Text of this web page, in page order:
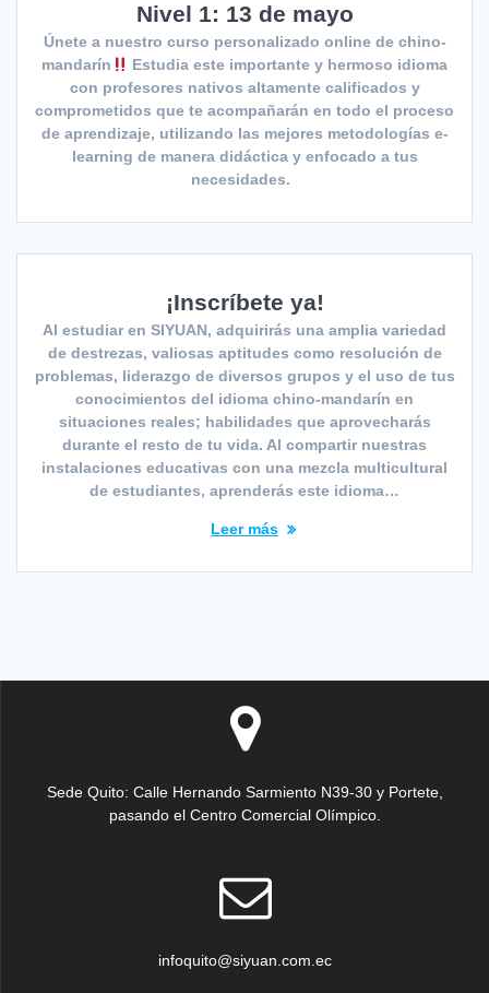
Nivel 1: 13 de mayo
Únete a nuestro curso personalizado online de chino-
mandarín
Estudia este importante y hermoso idioma
con profesores nativos altamente calificados y
comprometidos que te acompañarán en todo el proceso
de aprendizaje, utilizando las mejores metodologías e-
learning de manera didáctica y enfocado a tus
necesidades.
¡Inscríbete ya!
Al estudiar en SIYUAN, adquirirás una amplia variedad
de destrezas, valiosas aptitudes como resolución de
problemas, liderazgo de diversos grupos y el uso de tus
conocimientos del idioma chino-mandarín en
situaciones reales; habilidades que aprovecharás
durante el resto de tu vida. Al compartir nuestras
instalaciones educativas con una mezcla multicultural
de estudiantes, aprenderás este idioma…
Leer más
Sede Quito: Calle Hernando Sarmiento N39-30 y Portete,
pasando el Centro Comercial Olímpico.
infoquito@siyuan.com.ec